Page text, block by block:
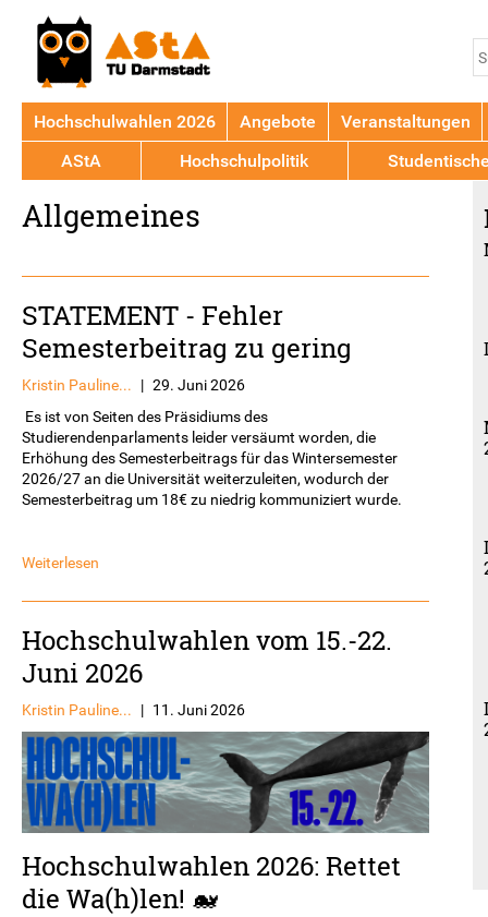
to
top
Allgemeines
STATEMENT - Fehler
Semesterbeitrag zu gering
Kristin Pauline... | 29. Juni 2026
Es ist von Seiten des Präsidiums des
Studierendenparlaments leider versäumt worden, die
Erhöhung des Semesterbeitrags für das Wintersemester
2026/27 an die Universität weiterzuleiten, wodurch der
Semesterbeitrag um 18€ zu niedrig kommuniziert wurde.
Weiterlesen
Hochschulwahlen vom 15.-22.
Juni 2026
Kristin Pauline... | 11. Juni 2026
Hochschulwahlen 2026: Rettet
die Wa(h)len! 🐋
Hochschulwahlen 2026 Angebote
Veranstaltungen
AStA
Hochschulpolitik